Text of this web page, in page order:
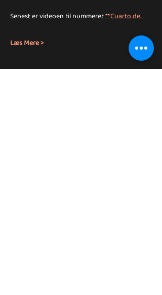
Senest er videoen til nummeret **‘Cuarto de…
Læs Mere >